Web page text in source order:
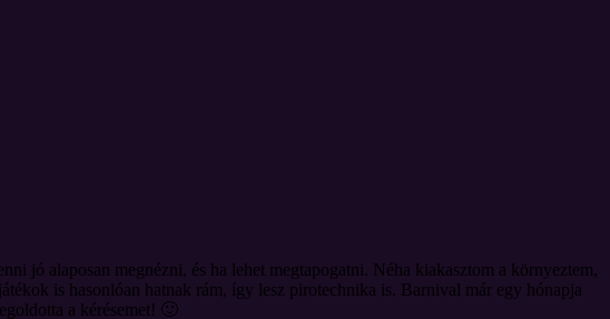
jó alaposan megnézni, és ha lehet megtapogatni. Néha kiakasztom a környeztem,
is hasonlóan hatnak rám, így lesz pirotechnika is. Barnival már egy hónapja
a kérésemet! 🙂